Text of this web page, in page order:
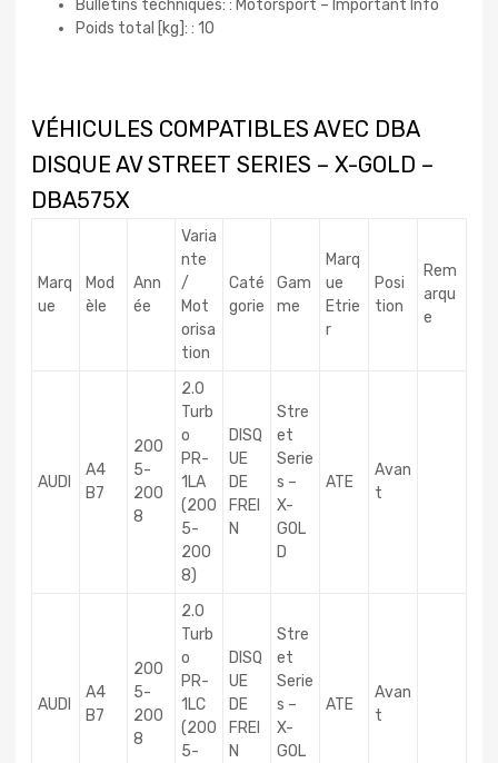
Bulletins techniques: : Motorsport – Important Info
Poids total [kg]: : 10
VÉHICULES COMPATIBLES AVEC DBA
DISQUE AV STREET SERIES – X-GOLD –
DBA575X
Marq
ue
Mod
èle
Ann
ée
Varia
nte
/
Mot
orisa
tion
Caté
gorie
Gam
me
Marq
ue
Etrie
r
Posi
tion
Rem
arqu
e
AUDI
A4
B7
200
5-
200
8
2.0
Turb
o
PR-
1LA
(200
5-
200
8)
DISQ
UE
DE
FREI
N
Stre
et
Serie
s –
X-
GOL
D
ATE
Avan
t
AUDI
A4
B7
200
5-
200
8
2.0
Turb
o
PR-
1LC
(200
5-
DISQ
UE
DE
FREI
N
Stre
et
Serie
s –
X-
GOL
ATE
Avan
t